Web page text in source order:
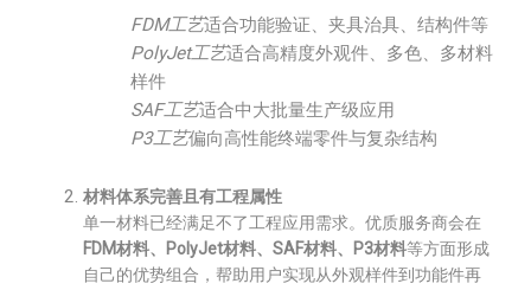
FDM工艺适合功能验证、夹具治具、结构件等
PolyJet工艺适合高精度外观件、多色、多材料
样件
SAF工艺适合中大批量生产级应用
P3工艺偏向高性能终端零件与复杂结构
材料体系完善且有工程属性
单一材料已经满足不了工程应用需求。优质服务商会在
FDM材料、PolyJet材料、SAF材料、P3材料等方面形成
自己的优势组合，帮助用户实现从外观样件到功能件再